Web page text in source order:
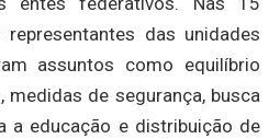
das unidades
assuntos como equilíbrio
de segurança, busca
a educação e distribuição de